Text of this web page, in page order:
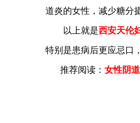
道炎的女性，减少糖分
以上就是西安天伦
特别是患病后更应忌口
推荐阅读： 女性阴